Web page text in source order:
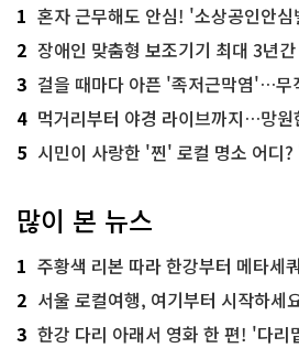
1 혼자 근무해도 안심! '소상공인안
2 장애인 맞춤형 보조기기 최대 3년간 무
3 걸을 때마다 아픈 '족저근막염'…무작정
4 먹거리부터 야경 라이브까지…망원
5 시민이 사랑한 '찐' 로컬 명소 어디? '
많이 본 뉴스
1 주황색 리본 따라 한강부터 메타세쿼이아
2 서울 로컬여행, 여기부터 시작하세
3 한강 다리 아래서 영화 한 편! '다리